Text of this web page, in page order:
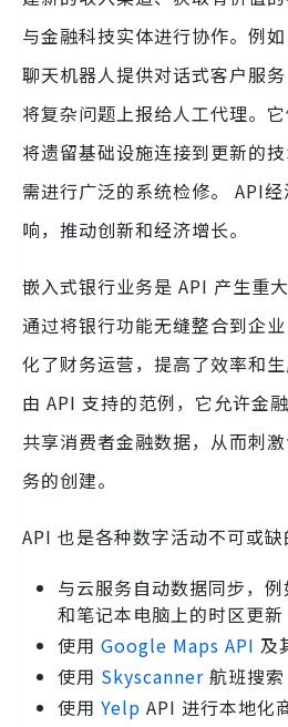
与金融科技实体进行协作。例
聊天机器人提供对话式客户服
将复杂问题上报给人工代理。
将遗留基础设施连接到更新的
需进行广泛的系统检修。 API
响，推动创新和经济增长。
嵌入式银行业务是 API 产生重
通过将银行功能无缝整合到企
化了财务运营，提高了效率和
由 API 支持的范例，它允许金
共享消费者金融数据，从而刺
务的创建。
API 也是各种数字活动不可或缺
与云服务自动数据同步，
和笔记本电脑上的时区更新
使用 Google Maps API 及
使用 Skyscanner 航班搜
使用 Yelp API 进行本地化